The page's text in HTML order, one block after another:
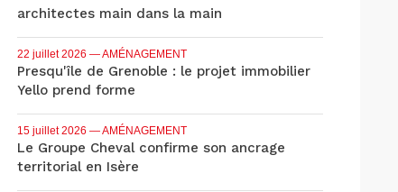
architectes main dans la main
22 juillet 2026 — AMÉNAGEMENT
Presqu'île de Grenoble : le projet immobilier
Yello prend forme
15 juillet 2026 — AMÉNAGEMENT
Le Groupe Cheval confirme son ancrage
territorial en Isère